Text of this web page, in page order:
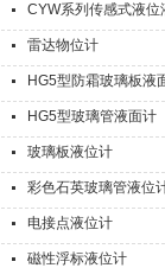
CYW系列传感式液位
雷达物位计
HG5型防霜玻璃板液
HG5型玻璃管液面计
玻璃板液位计
彩色石英玻璃管液位
电接点液位计
磁性浮标液位计